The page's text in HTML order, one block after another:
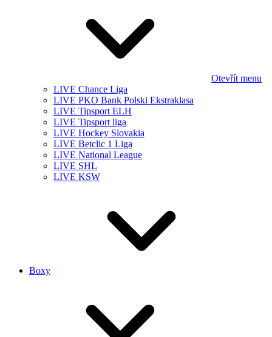
Otevřít menu
LIVE Chance Liga
LIVE PKO Bank Polski Ekstraklasa
LIVE Tipsport ELH
LIVE Tipsport liga
LIVE Hockey Slovakia
LIVE Betclic 1 Liga
LIVE National League
LIVE SHL
LIVE KSW
Boxy